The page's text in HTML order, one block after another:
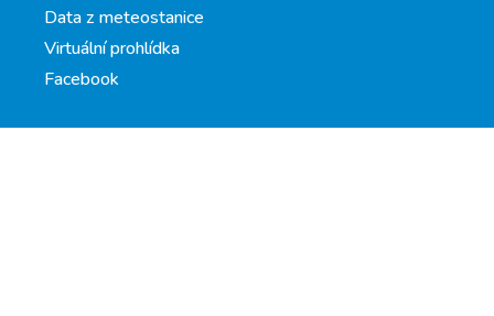
Data z meteostanice
Virtuální prohlídka
Facebook